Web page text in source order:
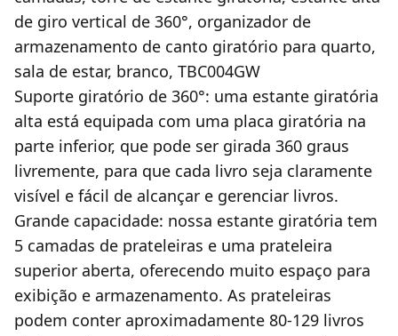
de giro vertical de 360°, organizador de
armazenamento de canto giratório para quarto,
sala de estar, branco, TBC004GW
Suporte giratório de 360°: uma estante giratória
alta está equipada com uma placa giratória na
parte inferior, que pode ser girada 360 graus
livremente, para que cada livro seja claramente
visível e fácil de alcançar e gerenciar livros.
Grande capacidade: nossa estante giratória tem
5 camadas de prateleiras e uma prateleira
superior aberta, oferecendo muito espaço para
exibição e armazenamento. As prateleiras
podem conter aproximadamente 80-129 livros